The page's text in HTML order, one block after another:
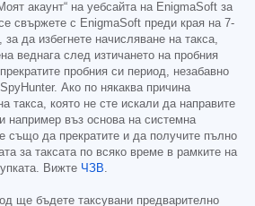
акаунт“ на уебсайта на EnigmaSoft за
свържете с EnigmaSoft преди края на 7-
да избегнете начисляване на такса,
веднага след изтичането на пробния
пробния си период, незабавно
Ако по някаква причина
такса, която не сте искали да направите
например въз основа на системна
също да прекратите и да получите пълно
за таксата по всяко време в рамките на
Вижте ЧЗВ.
ще бъдете таксувани предварително